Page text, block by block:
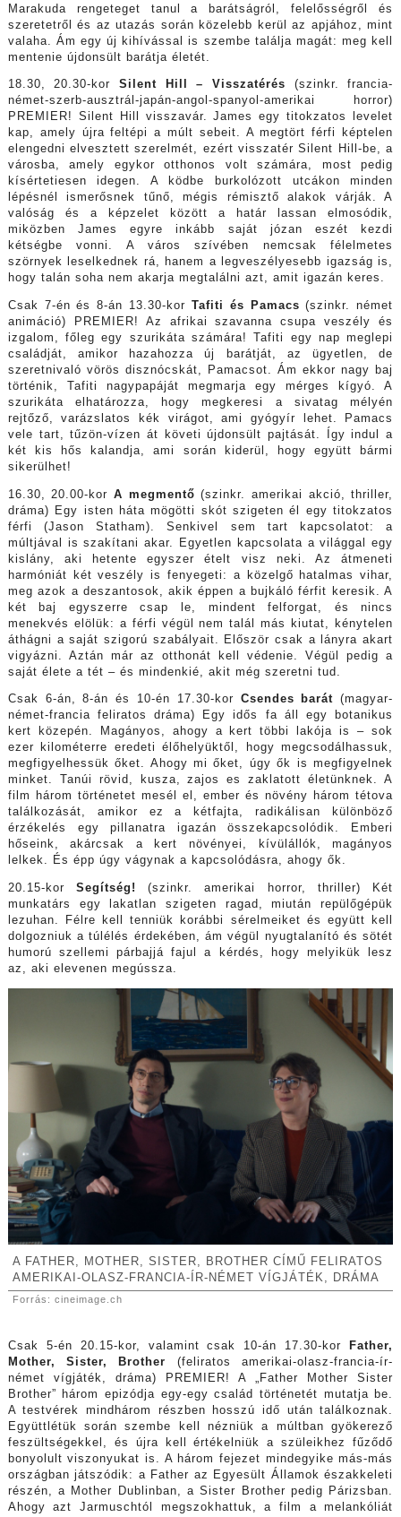
Marakuda rengeteget tanul a barátságról, felelősségről és
szeretetről és az utazás során közelebb kerül az apjához, mint
valaha. Ám egy új kihívással is szembe találja magát: meg kell
mentenie újdonsült barátja életét.
18.30, 20.30-korSilent Hill – Visszatérés (szinkr. francia-
német-szerb-ausztrál-japán-angol-spanyol-amerikai horror)
PREMIER! Silent Hill visszavár. James egy titokzatos levelet
kap, amely újra feltépi a múlt sebeit. A megtört férfi képtelen
elengedni elvesztett szerelmét, ezért visszatér Silent Hill-be, a
városba, amely egykor otthonos volt számára, most pedig
kísértetiesen idegen. A ködbe burkolózott utcákon minden
lépésnél ismerősnek tűnő, mégis rémisztő alakok várják. A
valóság és a képzelet között a határ lassan elmosódik,
miközben James egyre inkább saját józan eszét kezdi
kétségbe vonni. A város szívében nemcsak félelmetes
szörnyek leselkednek rá, hanem a legveszélyesebb igazság is,
hogy talán soha nem akarja megtalálni azt, amit igazán keres.
Csak 7-én és 8-án 13.30-kor Tafiti és Pamacs(szinkr. német
animáció) PREMIER! Az afrikai szavanna csupa veszély és
izgalom, főleg egy szurikáta számára! Tafiti egy nap meglepi
családját, amikor hazahozza új barátját, az ügyetlen, de
szeretnivaló vörös disznócskát, Pamacsot. Ám ekkor nagy baj
történik, Tafiti nagypapáját megmarja egy mérges kígyó. A
szurikáta elhatározza, hogy megkeresi a sivatag mélyén
rejtőző, varázslatos kék virágot, ami gyógyír lehet. Pamacs
vele tart, tűzön-vízen át követi újdonsült pajtását. Így indul a
két kis hős kalandja, ami során kiderül, hogy együtt bármi
sikerülhet!
16.30, 20.00-korA megmentő(szinkr. amerikai akció, thriller,
dráma) Egy isten háta mögötti skót szigeten él egy titokzatos
férfi (Jason Statham). Senkivel sem tart kapcsolatot: a
múltjával is szakítani akar. Egyetlen kapcsolata a világgal egy
kislány, aki hetente egyszer ételt visz neki. Az átmeneti
harmóniát két veszély is fenyegeti: a közelgő hatalmas vihar,
meg azok a deszantosok, akik éppen a bujkáló férfit keresik. A
két baj egyszerre csap le, mindent felforgat, és nincs
menekvés elölük: a férfi végül nem talál más kiutat, kénytelen
áthágni a saját szigorú szabályait. Először csak a lányra akart
vigyázni. Aztán már az otthonát kell védenie. Végül pedig a
saját élete a tét – és mindenkié, akit még szeretni tud.
Csak 6-án, 8-án és 10-én 17.30-kor Csendes barát(magyar-
német-francia feliratos dráma) Egy idős fa áll egy botanikus
kert közepén. Magányos, ahogy a kert többi lakója is – sok
ezer kilométerre eredeti élőhelyüktől, hogy megcsodálhassuk,
megfigyelhessük őket. Ahogy mi őket, úgy ők is megfigyelnek
minket. Tanúi rövid, kusza, zajos es zaklatott életünknek. A
film három történetet mesél el, ember és növény három tétova
találkozását, amikor ez a kétfajta, radikálisan különböző
érzékelés egy pillanatra igazán összekapcsolódik. Emberi
hőseink, akárcsak a kert növényei, kívülállók, magányos
lelkek. És épp úgy vágynak a kapcsolódásra, ahogy ők.
20.15-korSegítség!(szinkr. amerikai horror, thriller) Két
munkatárs egy lakatlan szigeten ragad, miután repülőgépük
lezuhan. Félre kell tenniük korábbi sérelmeiket és együtt kell
dolgozniuk a túlélés érdekében, ám végül nyugtalanító és sötét
humorú szellemi párbajjá fajul a kérdés, hogy melyikük lesz
az, aki elevenen megússza.
A FATHER, MOTHER, SISTER, BROTHER CÍMŰ FELIRATOS
AMERIKAI-OLASZ-FRANCIA-ÍR-NÉMET VÍGJÁTÉK, DRÁMA
Forrás: cineimage.ch
Csak 5-én 20.15-kor, valamint csak 10-án 17.30-kor
Father,
Mother, Sister, Brother (feliratos amerikai-olasz-francia-ír-
német vígjáték, dráma) PREMIER! A „Father Mother Sister
Brother” három epizódja egy-egy család történetét mutatja be.
A testvérek mindhárom részben hosszú idő után találkoznak.
Együttlétük során szembe kell nézniük a múltban gyökerező
feszültségekkel, és újra kell értékelniük a szüleikhez fűződő
bonyolult viszonyukat is. A három fejezet mindegyike más-más
országban játszódik: a Father az Egyesült Államok északkeleti
részén, a Mother Dublinban, a Sister Brother pedig Párizsban.
Ahogy azt Jarmuschtól megszokhattuk, a film a melankóliát